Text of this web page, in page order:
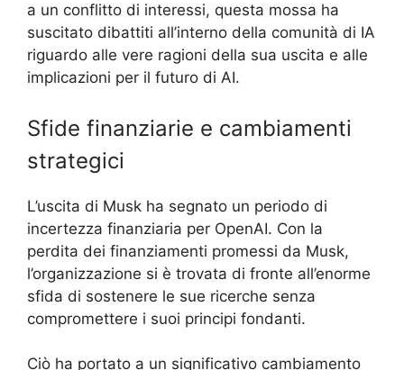
a un conflitto di interessi, questa mossa ha
suscitato dibattiti all’interno della comunità di IA
riguardo alle vere ragioni della sua uscita e alle
implicazioni per il futuro di AI.
Sfide finanziarie e cambiamenti
strategici
L’uscita di Musk ha segnato un periodo di
incertezza finanziaria per OpenAI. Con la
perdita dei finanziamenti promessi da Musk,
l’organizzazione si è trovata di fronte all’enorme
sfida di sostenere le sue ricerche senza
compromettere i suoi principi fondanti.
Ciò ha portato a un significativo cambiamento